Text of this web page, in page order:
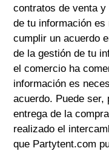
contratos de venta
de tu información es
cumplir un acuerdo
de la gestión de tu
el comercio ha
información es
acuerdo. Puede ser,
entrega de la
realizado el
que Partytent.com